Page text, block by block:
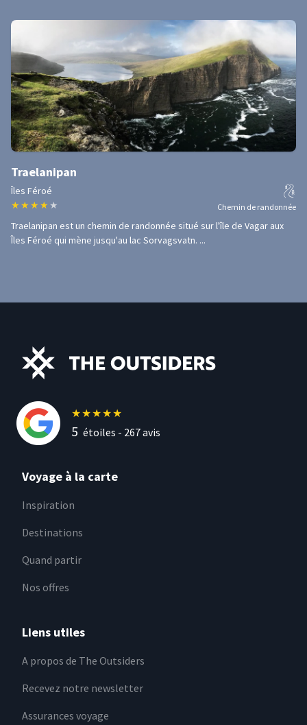
Traelanipan
Îles Féroé
★ ★ ★ ★ ★ Chemin de randonnée
Traelanipan est un chemin de randonnée situé sur l'île de Vagar aux
Îles Féroé qui mène jusqu'au lac Sorvagsvatn. ...
★★★★★
5 étoiles - 267avis
Voyage à la carte
Inspiration
Destinations
Quand partir
Nos offres
Liens utiles
A propos de The Outsiders
Recevez notre newsletter
Assurances voyage